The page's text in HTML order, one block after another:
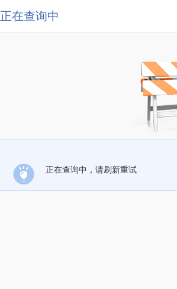
正在查询中
正在查询中，请刷新重试